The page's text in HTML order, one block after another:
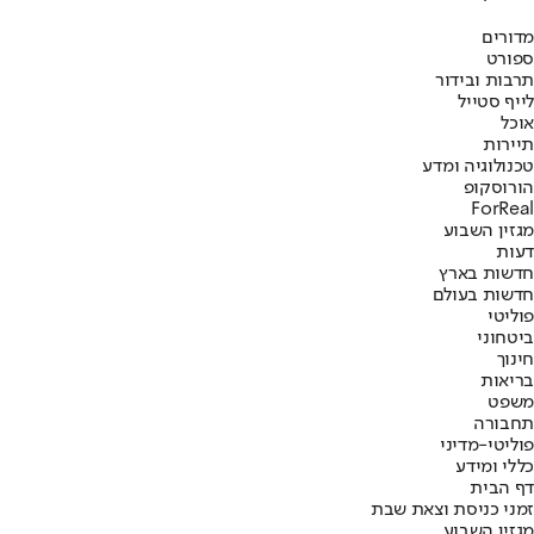
מדורים
ספורט
תרבות ובידור
לייף סטייל
אוכל
תיירות
טכנולוגיה ומדע
הורוסקופ
ForReal
מגזין השבוע
דעות
חדשות בארץ
חדשות בעולם
פוליטי
ביטחוני
חינוך
בריאות
משפט
תחבורה
פוליטי-מדיני
כללי ומידע
דף הבית
זמני כניסת וצאת שבת